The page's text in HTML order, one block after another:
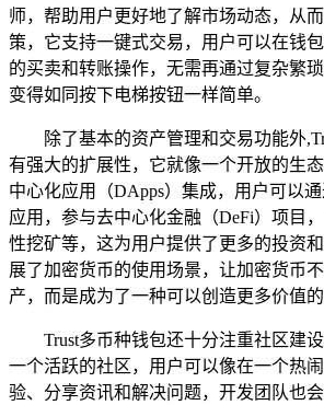
师，帮助用户更好地了解市场动态，从
策，它支持一键式交易，用户可以在钱
的买卖和转账操作，无需再通过复杂繁
变得如同按下电梯按钮一样简单。
除了基本的资产管理和交易功能外
有强大的扩展性，它就像一个开放的生
中心化应用（DApps）集成，用户可以
应用，参与去中心化金融（DeFi）项目
性挖矿等，这为用户提供了更多的投资
展了加密货币的使用场景，让加密货币
产，而是成为了一种可以创造更多价值的
Trust多币种钱包还十分注重社区建
一个活跃的社区，用户可以像在一个热
验、分享资讯和解决问题，开发团队也